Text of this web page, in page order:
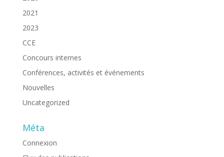
2021
2023
CCE
Concours internes
Conférences, activités et événements
Nouvelles
Uncategorized
Méta
Connexion